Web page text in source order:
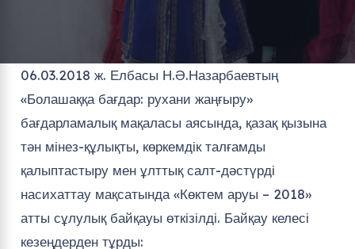
06.03.2018 ж. Елбасы Н.Ә.Назарбаевтың
«Болашаққа бағдар: рухани жаңғыру»
бағдарламалық мақаласы аясында, қазақ қызына
тән мінез-құлықты, көркемдік талғамды
қалыптастыру мен ұлттық салт-дәстүрді
насихаттау мақсатында «Көктем аруы – 2018»
атты сұлулық байқауы өткізілді. Байқау келесі
кезеңдерден тұрды: